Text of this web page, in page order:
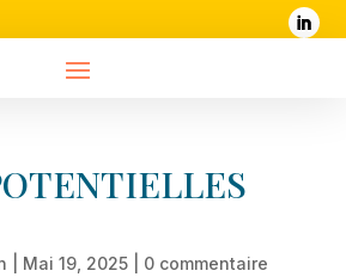
Mai 19, 2025| 0 commentaire